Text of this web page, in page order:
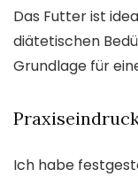
Das Futter ist
diätetischen
Grundlage für
Ich habe